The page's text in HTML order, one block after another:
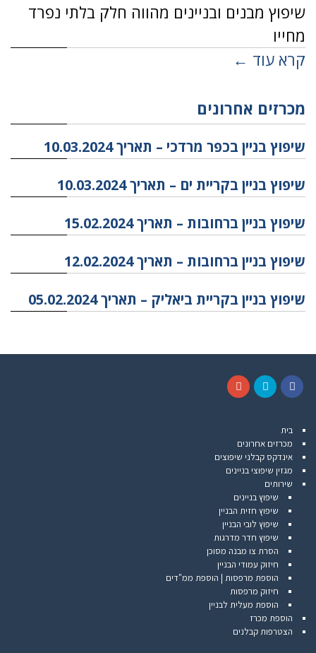
שיפוץ מבנים ובניינים מהווה חלק בלתי נפרד
מחייו
קרא עוד ←
מכרזים אחרונים
שיפוץ בניין בכפר מרדכי – תאריך 10.03.2024
שיפוץ בניין בקריית ים – תאריך 10.03.2024
שיפוץ בניין ברחובות – תאריך 15.02.2024
שיפוץ בניין ברחובות – תאריך 12.02.2024
שיפוץ בניין בקריית ביאליק – תאריך 05.02.2024
c
e
b
o
o
t
t
e
r
g
l
e
בית
מכרזים אחרונים
אינדקס קבלני שיפוצים
מגזין שיפוצי בניינים
שירותים
שיפוץ בניינים
שיפוץ חזית הבניין
שיפוץ לובי הבניין
שיפוץ חדר מדרגות
הסרת צו מבנה מסוכן
חיזוק עמודי הבניין
הוספת מרפסות | הוספת ממ"דים
חיזוק מרפסות
הוספת מעלית לבניין
הוספת מכרז
הצטרפות קבלנים